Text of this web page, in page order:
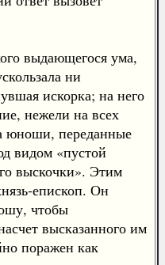
выдающегося ума,
ни
искорка; на него
нежели на всех
юноши, переданные
видом «пустой
выскочки». Этим
епископ. Он
чтобы
высказанного им
поражен как